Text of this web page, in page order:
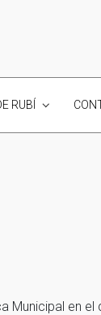
RUBÍ
Municipal en